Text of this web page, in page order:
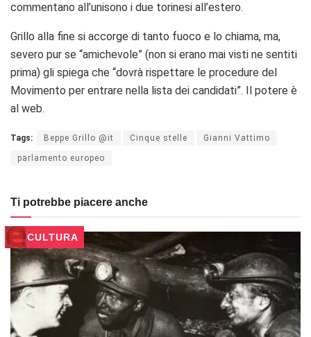
commentano all’unisono i due torinesi all’estero.
Grillo alla fine si accorge di tanto fuoco e lo chiama, ma,
severo pur se “amichevole” (non si erano mai visti ne sentiti
prima) gli spiega che “dovrà rispettare le procedure del
Movimento per entrare nella lista dei candidati”. Il potere è
al web.
Tags: Beppe Grillo @it Cinque stelle Gianni Vattimo
parlamento europeo
Ti potrebbe piacere anche
CULTURA